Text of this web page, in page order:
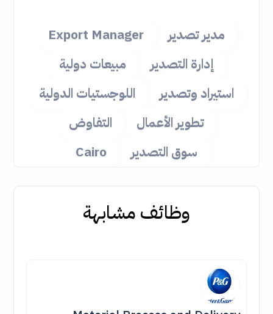
مدير تصدير
Export Manager
إدارة التصدير
مبيعات دولية
استيراد وتصدير
اللوجستيات الدولية
تطوير الأعمال
التفاوض
سوق التصدير
Cairo
وظائف مشابهة